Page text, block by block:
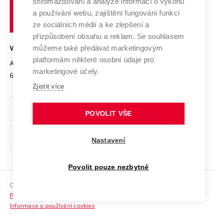
Transfer znalostí
Open Science
Projekty
Projekty ze strukturálních fondů
Specifický výzkum
Služby univerzity
Mezinárodní dohody
Univerzitní sítě
Udržitelná univerzita
Podnikavá univerzita / ContriBUTe
Bezpečná univerzita
Vyznamenání
Organizační struktura
Ochrana osobních údajů
odkaz)
Sociální bezpečí
HR Award
učení
technické
VYSOKÉ UČENÍ TECHNICKÉ V BRNĚ
Antonínská 548/1
602 00 Brno
www.vut.cz
vut@vutbr.cz
Copyright © 2026 VUT
Prohlášení o přístupnosti
Informace o používání cookies
a používání webu, zajištění fungování funkcí
ze sociálních médií a ke zlepšení a
přizpůsobení obsahu a reklam. Se souhlasem
můžeme také předávat marketingovým
platformám některé osobní údaje pro
marketingové účely.
Zjistit více
POVOLIT VŠE
Nastavení
Povolit pouze nezbytné